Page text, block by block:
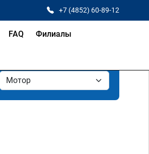
+7 (4852) 60-89-12
FAQ Филиалы